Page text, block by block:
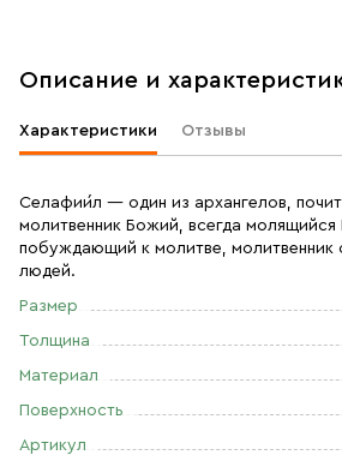
Описание и
Характеристики Отзывы
Селафии́л — один из архангелов,
молитвенник Божий, всегда
побуждающий к молитве, молитвенник
людей.
Размер
Толщина
Материал
Поверхность
Артикул